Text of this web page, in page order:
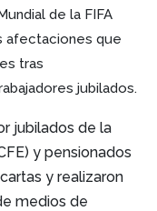
de la FIFA
afectaciones que
tras
jubilados.
jubilados de la
y pensionados
y realizaron
medios de